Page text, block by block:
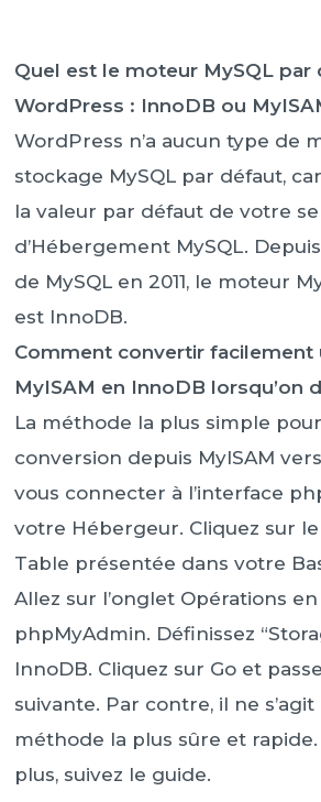
Quel est le moteur MySQL par
WordPress : InnoDB ou
WordPress n’a aucun type de
stockage MySQL par défaut,
la valeur par défaut de votre
d’Hébergement MySQL.
de MySQL en 2011, le moteur
est InnoDB.
Comment convertir facilement
MyISAM en InnoDB lorsqu’on
La méthode la plus simple
conversion depuis MyISAM
vous connecter à l’interface
votre Hébergeur. Cliquez sur le
Table présentée dans votre
Allez sur l’onglet Opérations
phpMyAdmin. Définissez
InnoDB. Cliquez sur Go et
suivante. Par contre, il ne s’agit
méthode la plus sûre et
plus, suivez le guide.